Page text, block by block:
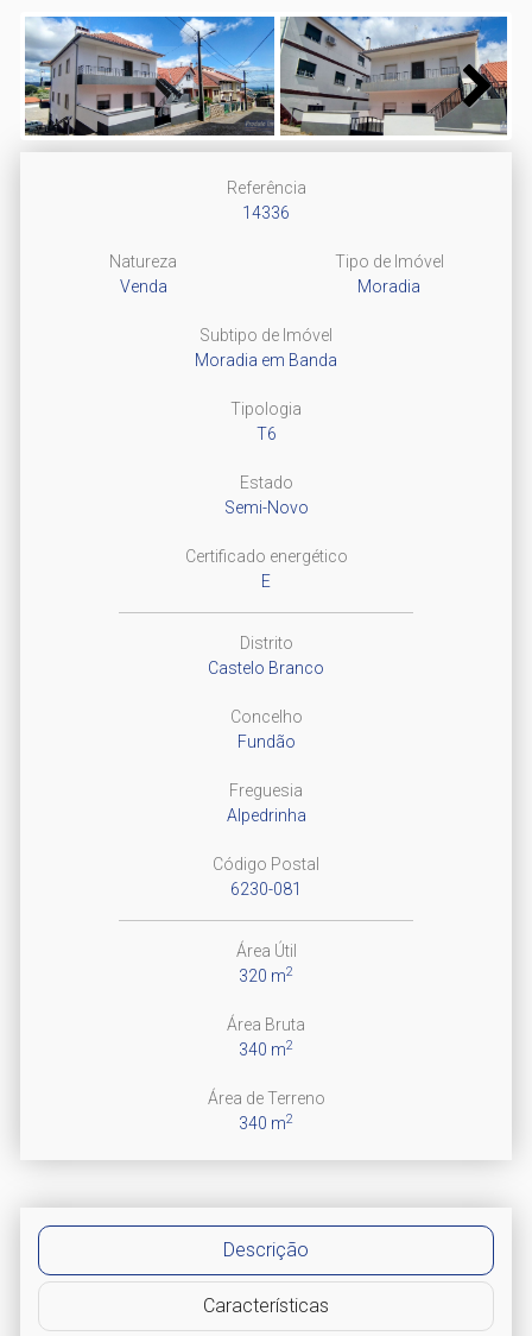
Next
Referência
14336
Natureza
Venda
Tipo de Imóvel
Moradia
Subtipo de Imóvel
Moradia em Banda
Tipologia
T6
Estado
Semi-Novo
Certificado energético
E
Distrito
Castelo Branco
Concelho
Fundão
Freguesia
Alpedrinha
Código Postal
6230-081
Área Útil
320 m2
Área Bruta
340 m2
Área de Terreno
340 m2
Descrição
Características